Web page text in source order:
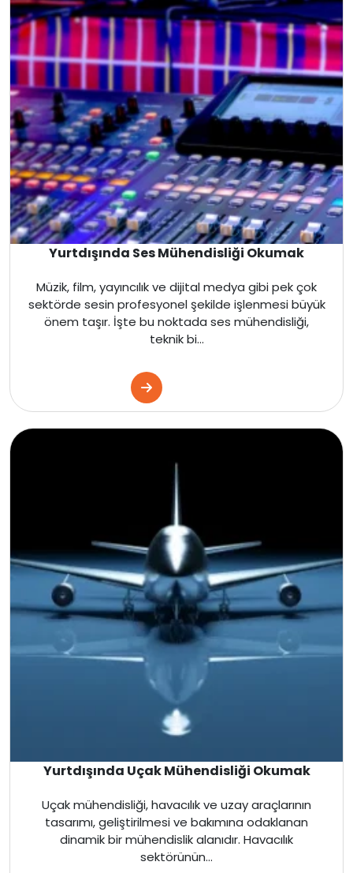
Danimarka
Avustralya
Kanada
Amerika
Hollanda
İngiltere
İrlanda
İsviçre
Çekya
Finlandiya
Çin
İsveç
Letonya
Fransa
Yurtdışında Ses Mühendisliği Okumak
Müzik, film, yayıncılık ve dijital medya gibi pek çok
sektörde sesin profesyonel şekilde işlenmesi büyük
önem taşır. İşte bu noktada ses mühendisliği,
teknik bi...
Yurtdışında Uçak Mühendisliği Okumak
Uçak mühendisliği, havacılık ve uzay araçlarının
tasarımı, geliştirilmesi ve bakımına odaklanan
dinamik bir mühendislik alanıdır. Havacılık
sektörünün...